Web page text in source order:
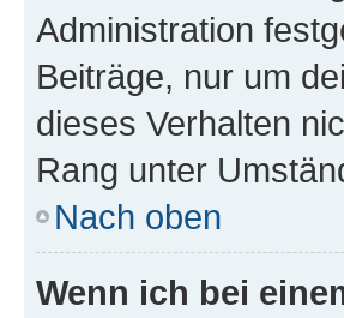
Administration
Beiträge, nur um
dieses Verhalten
Rang unter
Nach oben
Wenn ich bei